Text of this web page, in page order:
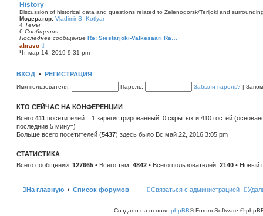
с
о
б
щ
н
и
й
т
и
п
о
л
н
м
о
б
щ
н
ю
History
Discussion of historical data and questions related to Zelenogorsk/Terijoki and
Модератор: Vladimir S. Kotlyar
4 Темы
6 Сообщения
Последнее сообщение Re: Siestarjoki-Valkesaari Ra…
abravo
е
р
т
к
с
е
д
н
у
о
е
Чт мар 14, 2019 9:31 pm
ВХОД • РЕГИСТРАЦИЯ
Имя пользователя: Пароль: Забыли пароль? |
КТО СЕЙЧАС НА КОНФЕРЕНЦИИ
Всего 411 посетителей :: 1 зарегистрированный, 0 скрытых и 410 гостей
последние 5 минут)
Больше всего посетителей (5437) здесь было Вс май 22, 2016 3:05 pm
СТАТИСТИКА
Всего сообщений: 127665 • Всего тем: 4842 • Всего пользователей: 2140 • Новый
На главную Список форумов Связаться с администрацией
Создано на основе phpBB® Forum Software ©